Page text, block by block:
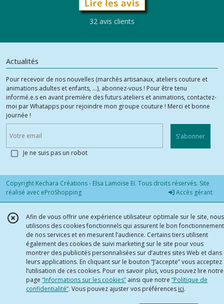
32 avis clients
Actualités
Pour recevoir de nos nouvelles (marchés artisanaux, ateliers couture et
animations adultes et enfants, ...), abonnez-vous ! Pour être tenu
informé.e.s en avant première des futurs ateliers et animations, contactez-
moi par Whatapps pour rejoindre mon groupe couture ! Merci et bonne
journée !
S'abonner
Je ne suis pas un robot
Copyright Kechara Créations - Elsa Lamoise EI. Tous droits réservés. Site
réalisé avec eProShopping Accès gérant
Afin de vous offrir une expérience utilisateur optimale sur le site, nous
utilisons des cookies fonctionnels qui assurent le bon fonctionnement
de nos services et en mesurent l’audience. Certains tiers utilisent
également des cookies de suivi marketing sur le site pour vous
montrer des publicités personnalisées sur d’autres sites Web et dans
leurs applications. En cliquant sur le bouton “J’accepte” vous acceptez
l’utilisation de ces cookies. Pour en savoir plus, vous pouvez lire notre
page “Informations sur les cookies” ainsi que notre “Politique de
confidentialité“. Vous pouvez ajuster vos préférences ici.